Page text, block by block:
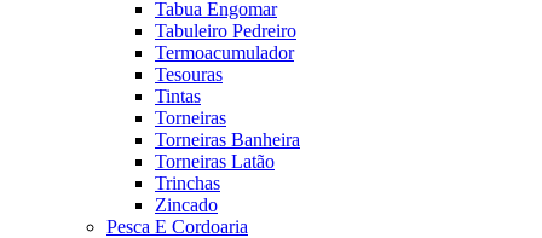
Tabua Engomar
Tabuleiro Pedreiro
Termoacumulador
Tesouras
Tintas
Torneiras
Torneiras Banheira
Torneiras Latão
Trinchas
Zincado
Pesca E Cordoaria